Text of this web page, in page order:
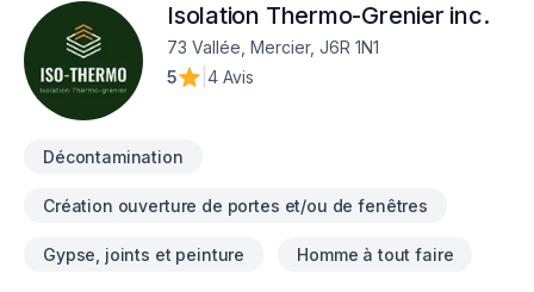
de référence: www.abrispec.comVous avez un projet en tête,
des rénovations à faire suite à un sinistre, une
décontamination nous sommes l'entreprise qu'il vous faut.
Nous sommes à l'écoute de vos besoins afin de vous aider
avec la réalisation de votre projet.
Isolation Thermo-Grenier inc.
73 Vallée, Mercier, J6R 1N1
5
4 Avis
Décontamination
Création ouverture de portes et/ou de fenêtres
Gypse, joints et peinture Homme à tout faire